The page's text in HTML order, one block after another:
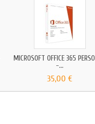
MICROSOFT OFFICE 365
-...
35,00 €